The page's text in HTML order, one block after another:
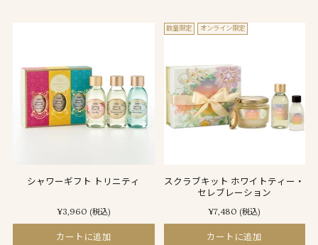
シャワーギフト トリニティ
¥3,960 (税込)
カートに追加
数量限定 オンライン限定
スクラブキット ホワイトティー・
セレブレーション
¥7,480 (税込)
カートに追加